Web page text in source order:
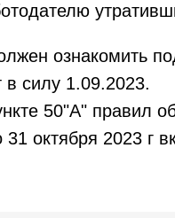
ознакомить
в силу 1.09.2023.
50"А"
октября 2023 г